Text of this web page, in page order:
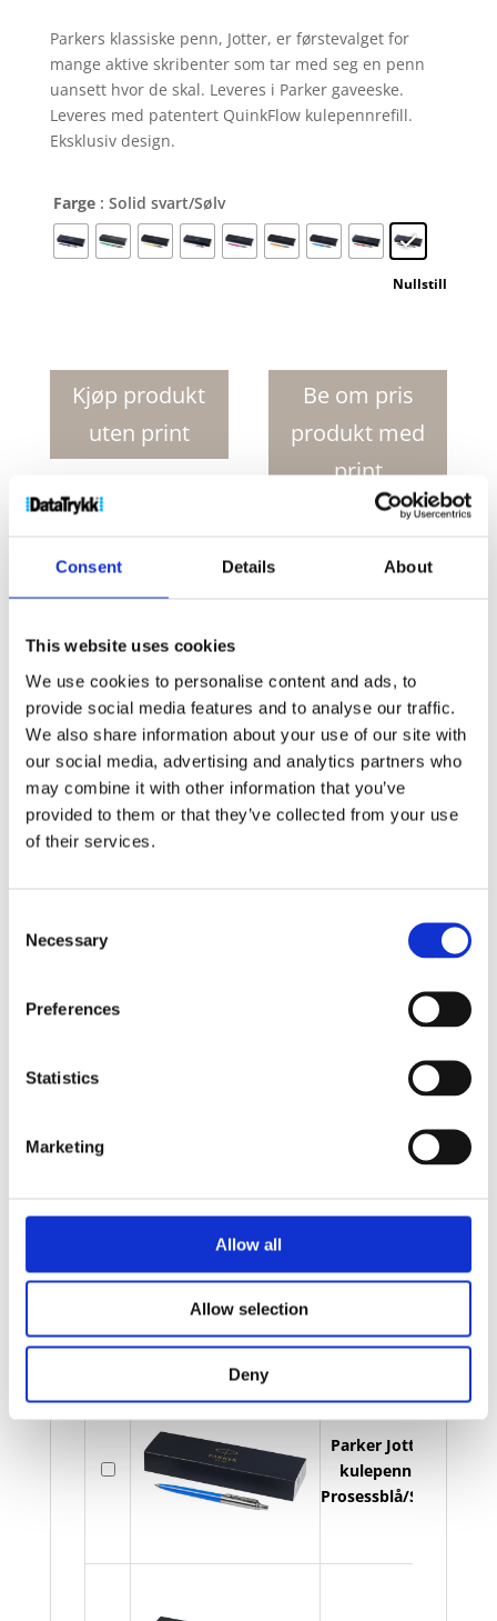
Consent Details About
This website uses cookies
We use cookies to personalise content and ads, to
provide social media features and to analyse our traffic.
We also share information about your use of our site with
our social media, advertising and analytics partners who
may combine it with other information that you’ve
provided to them or that they’ve collected from your use
of their services.
Selection
Necessary
Preferences
Statistics
Marketing
Allow all
Allow selection
Deny
Parkers klassiske penn, Jotter, er førstevalget for
mange aktive skribenter som tar med seg en penn
uansett hvor de skal. Leveres i Parker gaveeske.
Leveres med patentert QuinkFlow kulepennrefill.
Eksklusiv design.
Farge : Solid svart/Sølv
Nullstill
kulepenn
antall
Kjøp produkt
uten print
Be om pris
produkt med
print
Penner og skrivemateriell
Stikkord:
Kjøp produkt uten print
Ekstra informasjon
Send forespørsel om produkt med print
Dekorasjonsalternativer
På
Parker Jotter
kulepenn -
Grønn/Sølv
På
kulepenn -
På
Parker Jotter
kulepenn -
Prosessblå/Sølv